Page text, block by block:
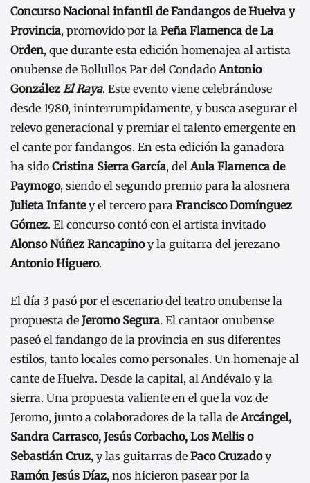
Concurso Nacional infantil de Fandangos de Huelva y
Provincia, promovido por la Peña Flamenca de La
Orden, que durante esta edición homenajea al artista
onubense de Bollullos Par del CondadoAntonio
González El Raya. Este evento viene celebrándose
desde 1980, ininterrumpidamente, y busca asegurar el
relevo generacional y premiar el talento emergente en
el cante por fandangos. En esta edición la ganadora
ha sido Cristina Sierra García, delAula Flamenca de
Paymogo, siendo el segundo premio para la alosnera
Julieta Infantey el tercero para Francisco Domínguez
Gómez. El concurso contó con el artista invitado
Alonso Núñez Rancapinoy la guitarra del jerezano
Antonio Higuero.
El día 3 pasó por el escenario del teatro onubense la
propuesta de Jeromo Segura. El cantaor onubense
paseó el fandango de la provincia en sus diferentes
estilos, tanto locales como personales. Un homenaje al
cante de Huelva. Desde la capital, al Andévalo y la
sierra. Una propuesta valiente en el que la voz de
Jeromo, junto a colaboradores de la talla de Arcángel,
Sandra Carrasco, Jesús Corbacho, Los Mellis o
Sebastián Cruz, y las guitarras de Paco Cruzadoy
Ramón Jesús Díaz, nos hicieron pasear por la